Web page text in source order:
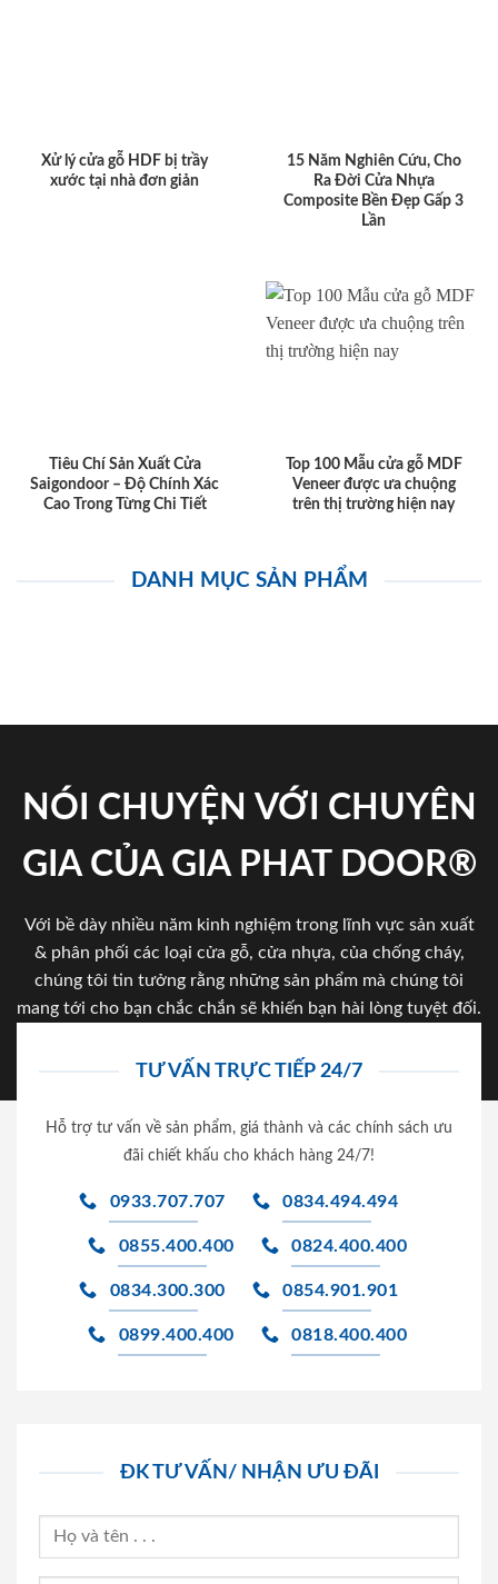
Xử lý cửa gỗ HDF bị trầy
xước tại nhà đơn giản
15 Năm Nghiên Cứu, Cho
Ra Đời Cửa Nhựa
Composite Bền Đẹp Gấp 3
Lần
Tiêu Chí Sản Xuất Cửa
Saigondoor – Độ Chính Xác
Cao Trong Từng Chi Tiết
Top 100 Mẫu cửa gỗ MDF
Veneer được ưa chuộng
trên thị trường hiện nay
DANH MỤC SẢN PHẨM
NÓI CHUYỆN VỚI CHUYÊN
GIA CỦA GIA PHAT DOOR®
Với bề dày nhiều năm kinh nghiệm trong lĩnh vực sản xuất
& phân phối các loại cửa gỗ, cửa nhựa, của chống cháy,
chúng tôi tin tưởng rằng những sản phẩm mà chúng tôi
mang tới cho bạn chắc chắn sẽ khiến bạn hài lòng tuyệt đối.
TƯ VẤN TRỰC TIẾP 24/7
Hỗ trợ tư vấn về sản phẩm, giá thành và các chính sách ưu
đãi chiết khấu cho khách hàng 24/7!
0933.707.707 0834.494.494
0855.400.400 0824.400.400
0834.300.300 0854.901.901
0899.400.400 0818.400.400
ĐK TƯ VẤN/ NHẬN ƯU ĐÃI